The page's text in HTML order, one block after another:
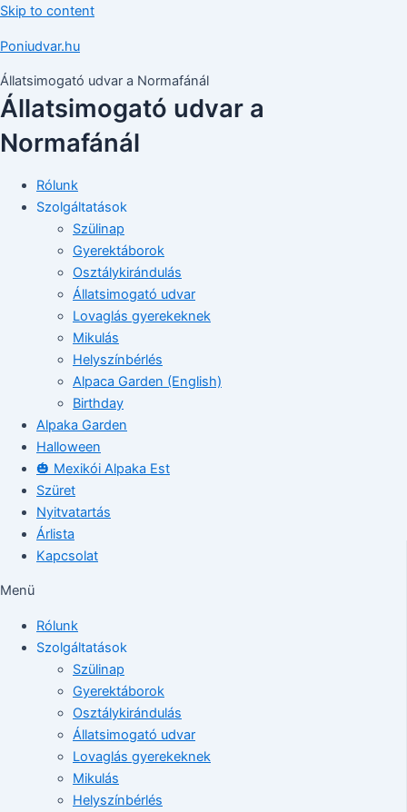
Skip to content
Poniudvar.hu
Állatsimogató udvar a Normafánál
Állatsimogató udvar a
Normafánál
Rólunk
Szolgáltatások
Szülinap
Gyerektáborok
Osztálykirándulás
Állatsimogató udvar
Lovaglás gyerekeknek
Mikulás
Helyszínbérlés
Alpaca Garden (English)
Birthday
Alpaka Garden
Halloween
🎃 Mexikói Alpaka Est
Szüret
Nyitvatartás
Árlista
Kapcsolat
Menü
Rólunk
Szolgáltatások
Szülinap
Gyerektáborok
Osztálykirándulás
Állatsimogató udvar
Lovaglás gyerekeknek
Mikulás
Helyszínbérlés